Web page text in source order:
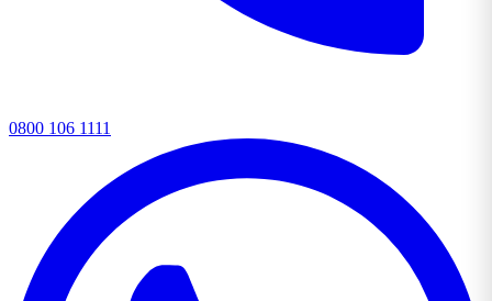
0800 106 1111